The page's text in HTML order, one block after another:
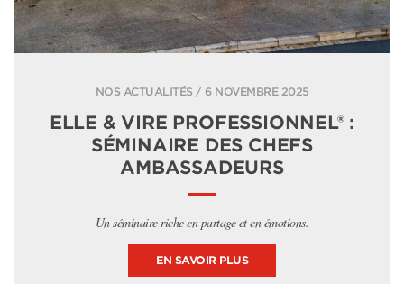
NOS ACTUALITÉS / 6 NOVEMBRE 2025
ELLE & VIRE PROFESSIONNEL® :
SÉMINAIRE DES CHEFS
AMBASSADEURS
Un séminaire riche en partage et en émotions.
EN SAVOIR PLUS